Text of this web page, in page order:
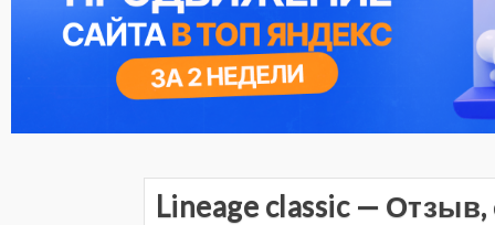
Lineage classic —